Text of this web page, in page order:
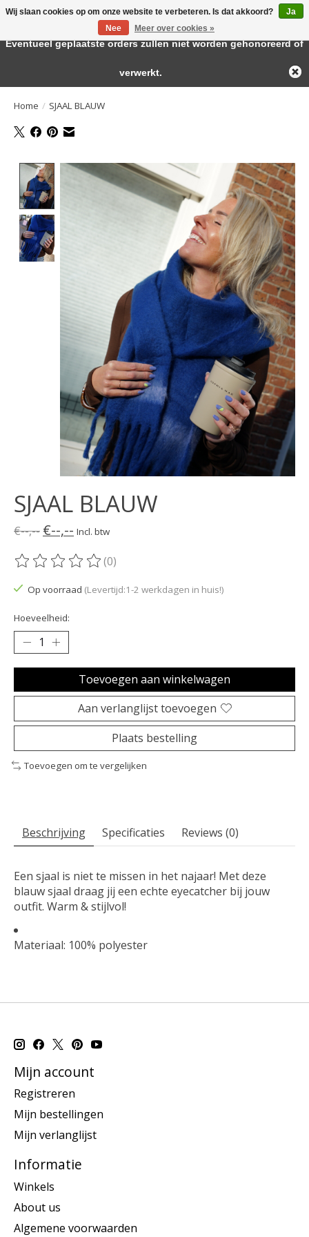
Large selection of products and fast shipping!
Home / SJAAL BLAUW
Product image slideshow Items
SJAAL BLAUW
€--,-- €--,-- Incl. btw
De beoordeling van dit product is
(0)
Op voorraad (Levertijd:1-2 werkdagen in huis!)
Hoeveelheid:
Toevoegen aan winkelwagen
Aan verlanglijst toevoegen
Plaats bestelling
Toevoegen om te vergelijken
Beschrijving Specificaties Reviews (0)
Een sjaal is niet te missen in het najaar! Met deze
blauw sjaal draag jij een echte eyecatcher bij jouw
outfit. Warm & stijlvol!
Materiaal: 100% polyester
Mijn account
Registreren
Mijn bestellingen
Mijn verlanglijst
Informatie
Winkels
About us
Algemene voorwaarden
Wij slaan cookies op om onze website te verbeteren. Is dat akkoord?
Ja
Nee
Meer over cookies »
← Keer terug naar de backofficeDeze winkel is in aanbouw.
Eventueel geplaatste orders zullen niet worden gehonoreerd of
verwerkt.